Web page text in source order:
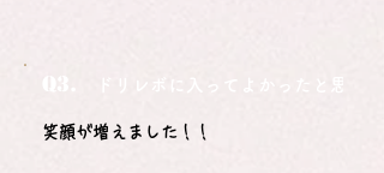
ドリレボに入ってよかったと思うこ
笑顔が増えました！！